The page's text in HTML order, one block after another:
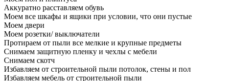
Аккуратно расставляем обувь
Моем все шкафы и ящики при условии, что они пустые
Моем двери
Моем розетки/ выключатели
Протираем от пыли все мелкие и крупные предметы
Снимаем защитную пленку и чехлы с мебели
Снимаем скотч
Избавляем от строительной пыли потолок, стены и пол
Избавляем мебель от строительной пыли